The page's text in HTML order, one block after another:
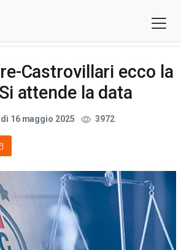
Castrovillari ecco la
attende la data
16 maggio 2025 3972